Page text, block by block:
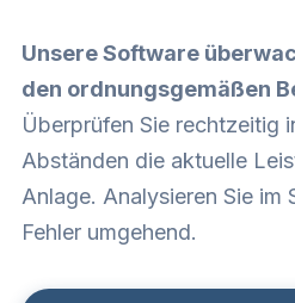
Unsere Software
den ordnungsgemäßen
Überprüfen Sie rechtzeitig
Abständen die aktuelle
Anlage. Analysieren Sie im
Fehler umgehend.